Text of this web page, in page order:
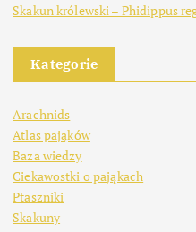
Skakun królewski – Phidippus
Kategorie
Arachnids
Atlas pająków
Baza wiedzy
Ciekawostki o pająkach
Ptaszniki
Skakuny